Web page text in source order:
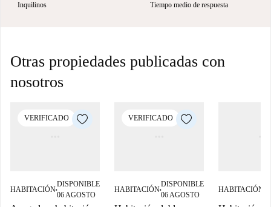
Inquilinos Tiempo medio de respuesta
Otras propiedades publicadas con
nosotros
VERIFICADO
HABITACIÓN■
DISPONIBLE
06 AGOSTO
VERIFICADO
HABITACIÓN■
DISPONIBLE
06 AGOSTO
HABITACIÓN